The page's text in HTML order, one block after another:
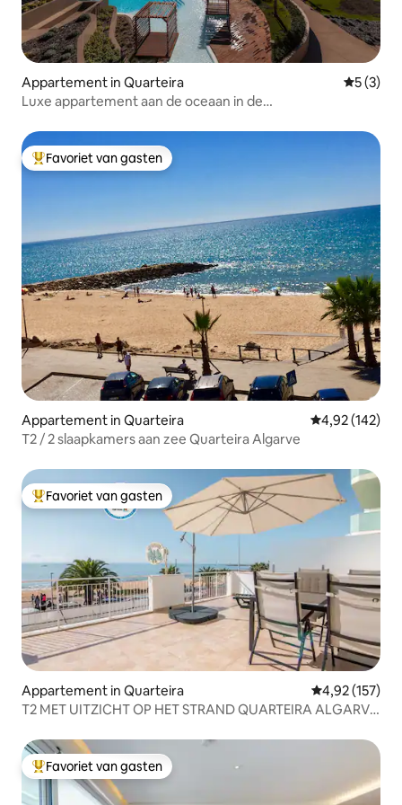
Appartement in Quarteira
5 (3)
Luxe appartement aan de oceaan in de
Topfavoriet van gasten
Favoriet van gasten
Appartement in Quarteira Gemiddelde
4,92 (142)
T2 / 2 slaapkamers aan zee Quarteira Algarve
Topfavoriet van gasten
Favoriet van gasten
Appartement in Quarteira Gemiddelde
4,92 (157)
T2 MET UITZICHT OP HET STRAND QUARTEIRA ALGARVE.
Topfavoriet van gasten
Favoriet van gasten